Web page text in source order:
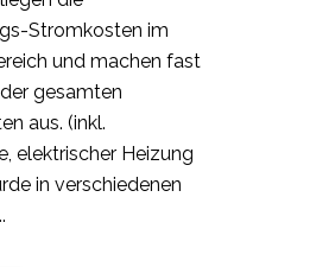
Stromkosten im
und machen fast
gesamten
aus. (inkl.
elektrischer Heizung
in verschiedenen